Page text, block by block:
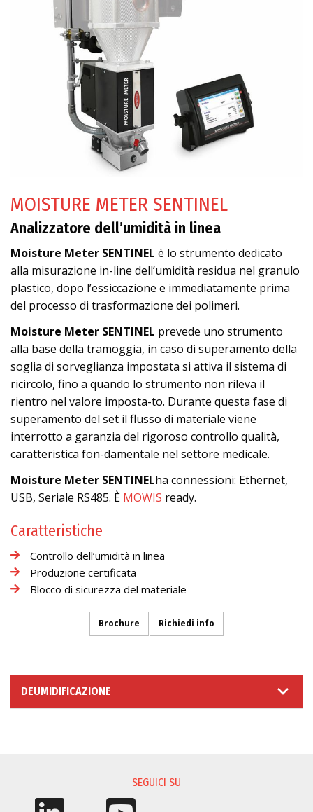
MOISTURE METER SENTINEL
Analizzatore dell’umidità in linea
Moisture Meter SENTINEL è lo strumento dedicato
alla misurazione in-line dell’umidità residua nel granulo
plastico, dopo l’essiccazione e immediatamente prima
del processo di trasformazione dei polimeri.
Moisture Meter SENTINEL prevede uno strumento
alla base della tramoggia, in caso di superamento della
soglia di sorveglianza impostata si attiva il sistema di
ricircolo, fino a quando lo strumento non rileva il
rientro nel valore imposta-to. Durante questa fase di
superamento del set il flusso di materiale viene
interrotto a garanzia del rigoroso controllo qualità,
caratteristica fon-damentale nel settore medicale.
Moisture Meter SENTINELha connessioni: Ethernet,
USB, Seriale RS485. È MOWIS ready.
Caratteristiche
Controllo dell’umidità in linea
Produzione certificata
Blocco di sicurezza del materiale
Brochure Richiedi info
DEUMIDIFICAZIONE
SEGUICI SU